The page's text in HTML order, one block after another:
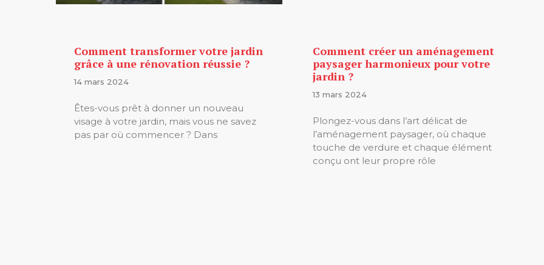
Comment transformer votre jardin
grâce à une rénovation réussie ?
14 mars 2024
Êtes-vous prêt à donner un nouveau
visage à votre jardin, mais vous ne savez
pas par où commencer ? Dans
Comment créer un aménagement
paysager harmonieux pour votre
jardin ?
13 mars 2024
Plongez-vous dans l’art délicat de
l’aménagement paysager, où chaque
touche de verdure et chaque élément
conçu ont leur propre rôle